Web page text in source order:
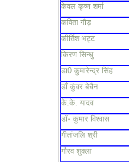
केवल कृष्ण शर्मा
कविता गौड़
कीर्तिश भट्ट
किरण सिन्धु
डा0 कुमारेन्द्र सिंह
डाँ कुंवर बेचैन
के.के. यादव
डॉ॰ कुमार विश्वास
गीतांजलि श्री
गौरव शुक्ला